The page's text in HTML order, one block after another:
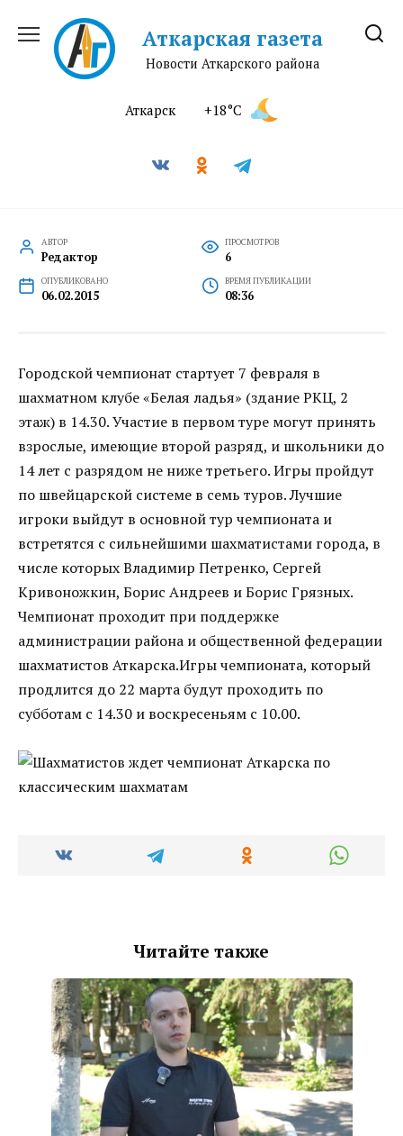
содержанию
Аткарская газета
Новости Аткарского района
Аткарск +18°C
АВТОР
Редактор
ПРОСМОТРОВ
6
ОПУБЛИКОВАНО
06.02.2015
ВРЕМЯ ПУБЛИКАЦИИ
08:36
Городской чемпионат стартует 7 февраля в
шахматном клубе «Белая ладья» (здание РКЦ, 2
этаж) в 14.30. Участие в первом туре могут принять
взрослые, имеющие второй разряд, и школьники до
14 лет с разрядом не ниже третьего. Игры пройдут
по швейцарской системе в семь туров. Лучшие
игроки выйдут в основной тур чемпионата и
встретятся с сильнейшими шахматистами города, в
числе которых Владимир Петренко, Сергей
Кривоножкин, Борис Андреев и Борис Грязных.
Чемпионат проходит при поддержке
администрации района и общественной федерации
шахматистов Аткарска.Игры чемпионата, который
продлится до 22 марта будут проходить по
субботам с 14.30 и воскресеньям с 10.00.
Читайте также